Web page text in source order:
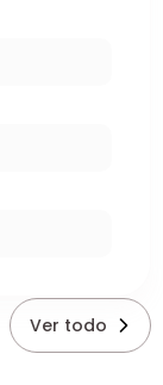
Ver todo